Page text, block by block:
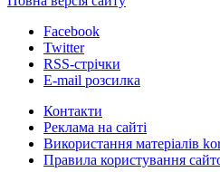
Facebook
Twitter
RSS-стрічки
E-mail розсилка
Контакти
Реклама на сайті
Використання матеріалів
Правила користування